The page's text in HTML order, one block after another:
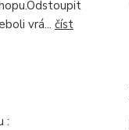
vrá... číst
: